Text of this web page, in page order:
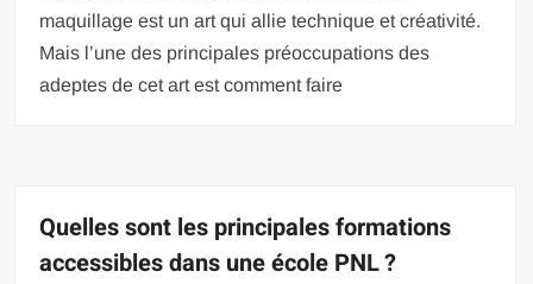
maquillage est un art qui allie technique et créativité.
Mais l’une des principales préoccupations des
adeptes de cet art est comment faire
Quelles sont les principales formations
accessibles dans une école PNL ?